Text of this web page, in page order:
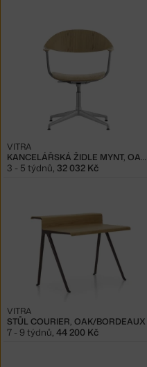
KANCELÁŘSKÁ ŽIDLE MYNT, OAK/ALUMINIUM
VITRA
3 - 5 týdnů 32 032 Kč
STŮL COURIER, OAK/BORDEAUX
VITRA
7 - 9 týdnů, 44 200 Kč